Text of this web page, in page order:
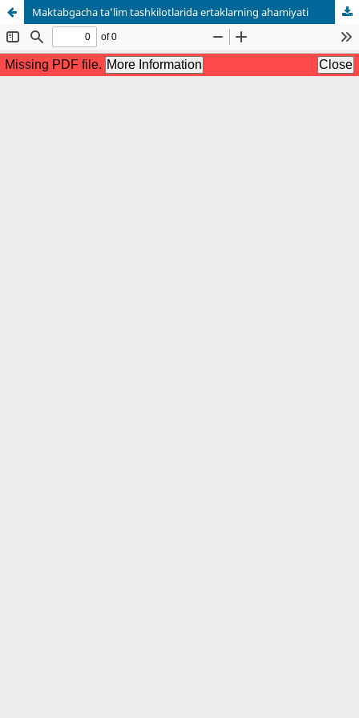
Maktabgacha ta’lim tashkilotlarida ertaklarning ahamiyati